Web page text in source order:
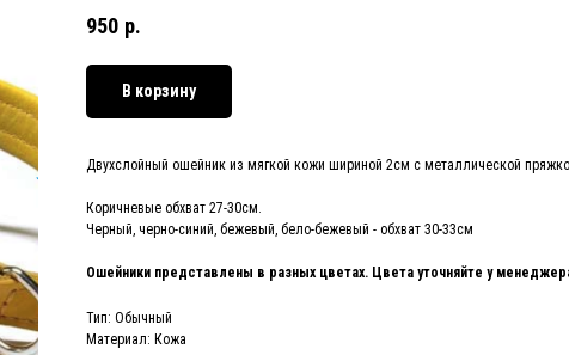
950 р.
В корзину
Двухслойный ошейник из мягкой кожи шириной 2см с металлической
Коричневые обхват 27-30см.
Черный, черно-синий, бежевый, бело-бежевый - обхват 30-33см
Ошейники представлены в разных цветах. Цвета уточняйте у
Тип: Обычный
Материал: Кожа